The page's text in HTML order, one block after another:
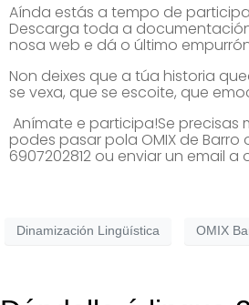
Aínda estás a tempo de
Descarga toda a
nosa web e dá o último
Non deixes que a túa historia
se vexa, que se escoite, que
Anímate e participa!Se precisas
podes pasar pola OMIX de
6907202812 ou enviar un email a
Dinamización Lingüística OMIX